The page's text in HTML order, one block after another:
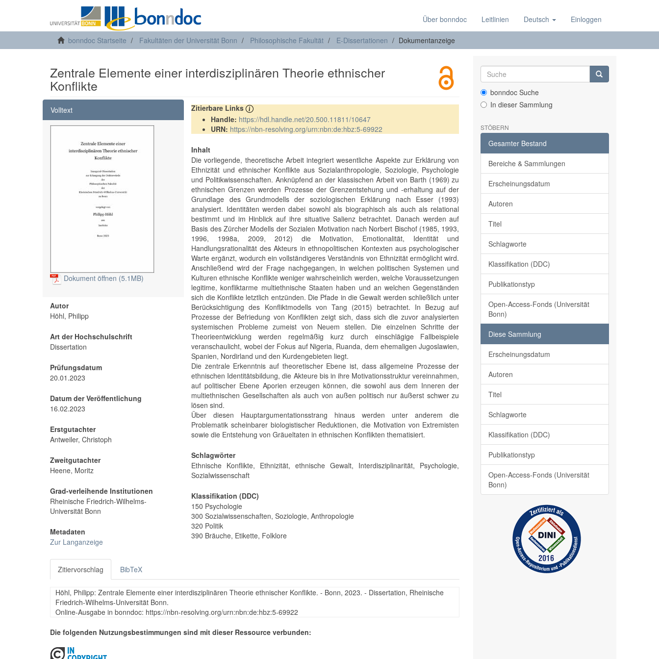
Über bonndoc Leitlinien Deutsch Einloggen
bonndoc Startseite Fakultäten der Universität Bonn Philosophische Fakultät E-Dissertationen Dokumentanzeige
Zentrale Elemente einer interdisziplinären Theorie ethnischer
Konflikte
Volltext
Dokument öffnen (5.1MB)
Autor
Höhl, Philipp
Art der Hochschulschrift
Dissertation
Prüfungsdatum
20.01.2023
Datum der Veröffentlichung
16.02.2023
Erstgutachter
Antweiler, Christoph
Zweitgutachter
Heene, Moritz
Grad-verleihende Institutionen
Rheinische Friedrich-Wilhelms-
Universität Bonn
Metadaten
Zur Langanzeige
Zitierbare Links
Handle: https://hdl.handle.net/20.500.11811/10647
URN: https://nbn-resolving.org/urn:nbn:de:hbz:5-69922
Inhalt
Die vorliegende, theoretische Arbeit integriert wesentliche Aspekte zur Erklärung von
Ethnizität und ethnischer Konflikte aus Sozialanthropologie, Soziologie, Psychologie
und Politikwissenschaften. Anknüpfend an der klassischen Arbeit von Barth (1969) zu
ethnischen Grenzen werden Prozesse der Grenzentstehung und -erhaltung auf der
Grundlage des Grundmodells der soziologischen Erklärung nach Esser (1993)
analysiert. Identitäten werden dabei sowohl als biographisch als auch als relational
bestimmt und im Hinblick auf ihre situative Salienz betrachtet. Danach werden auf
Basis des Zürcher Modells der Sozialen Motivation nach Norbert Bischof (1985, 1993,
1996, 1998a, 2009, 2012) die Motivation, Emotionalität, Identität und
Handlungsrationalität des Akteurs in ethnopolitischen Kontexten aus psychologischer
Warte ergänzt, wodurch ein vollständigeres Verständnis von Ethnizität ermöglicht wird.
Anschließend wird der Frage nachgegangen, in welchen politischen Systemen und
Kulturen ethnische Konflikte weniger wahrscheinlich werden, welche Voraussetzungen
legitime, konfliktarme multiethnische Staaten haben und an welchen Gegenständen
sich die Konflikte letztlich entzünden. Die Pfade in die Gewalt werden schließlich unter
Berücksichtigung des Konfliktmodells von Tang (2015) betrachtet. In Bezug auf
Prozesse der Befriedung von Konflikten zeigt sich, dass sich die zuvor analysierten
systemischen Probleme zumeist von Neuem stellen. Die einzelnen Schritte der
Theorieentwicklung werden regelmäßig kurz durch einschlägige Fallbeispiele
veranschaulicht, wobei der Fokus auf Nigeria, Ruanda, dem ehemaligen Jugoslawien,
Spanien, Nordirland und den Kurdengebieten liegt.
Die zentrale Erkenntnis auf theoretischer Ebene ist, dass allgemeine Prozesse der
ethnischen Identitätsbildung, die Akteure bis in ihre Motivationsstruktur vereinnahmen,
auf politischer Ebene Aporien erzeugen können, die sowohl aus dem Inneren der
multiethnischen Gesellschaften als auch von außen politisch nur äußerst schwer zu
lösen sind.
Über diesen Hauptargumentationsstrang hinaus werden unter anderem die
Problematik scheinbarer biologistischer Reduktionen, die Motivation von Extremisten
sowie die Entstehung von Gräueltaten in ethnischen Konflikten thematisiert.
Schlagwörter
Ethnische Konflikte, Ethnizität, ethnische Gewalt, Interdisziplinarität, Psychologie,
Sozialwissenschaft
Klassifikation (DDC)
150 Psychologie
300 Sozialwissenschaften, Soziologie, Anthropologie
320 Politik
390 Bräuche, Etikette, Folklore
Zitiervorschlag BibTeX
Höhl, Philipp: Zentrale Elemente einer interdisziplinären Theorie ethnischer Konflikte. - Bonn, 2023. - Dissertation, Rheinische
Friedrich-Wilhelms-Universität Bonn.
Online-Ausgabe in bonndoc: https://nbn-resolving.org/urn:nbn:de:hbz:5-69922
Die folgenden Nutzungsbestimmungen sind mit dieser Ressource verbunden:
bonndoc Suche
In dieser Sammlung
STÖBERN
Gesamter Bestand
Bereiche & Sammlungen
Erscheinungsdatum
Autoren
Titel
Schlagworte
Klassifikation (DDC)
Publikationstyp
Open-Access-Fonds (Universität
Bonn)
Diese Sammlung
Erscheinungsdatum
Autoren
Titel
Schlagworte
Klassifikation (DDC)
Publikationstyp
Open-Access-Fonds (Universität
Bonn)